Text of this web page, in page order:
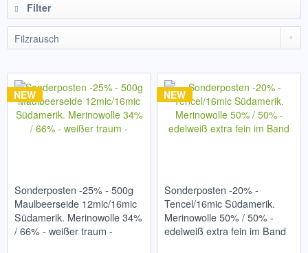
Filter
NEW
Sonderposten -25% - 500g
Maulbeerseide 12mic/16mic
Südamerik. Merinowolle 34%
/ 66% - weißer traum -
NEW
Sonderposten -20% -
Tencel/16mic Südamerik.
Merinowolle 50% / 50% -
edelweiß extra fein im Band